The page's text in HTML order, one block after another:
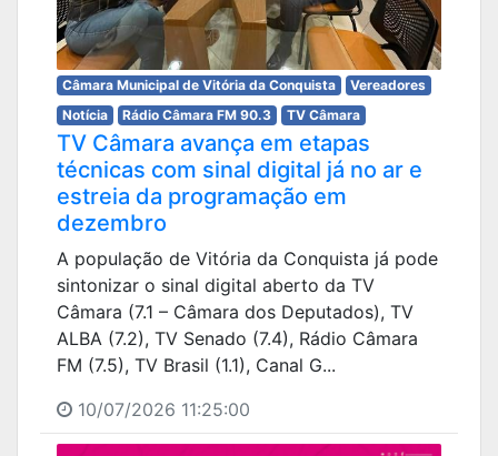
Câmara Municipal de Vitória da Conquista
Vereadores
Notícia
Rádio Câmara FM 90.3 TV Câmara
TV Câmara avança em etapas
técnicas com sinal digital já no ar e
estreia da programação em
dezembro
A população de Vitória da Conquista já pode
sintonizar o sinal digital aberto da TV
Câmara (7.1 – Câmara dos Deputados), TV
ALBA (7.2), TV Senado (7.4), Rádio Câmara
FM (7.5), TV Brasil (1.1), Canal G...
10/07/2026 11:25:00